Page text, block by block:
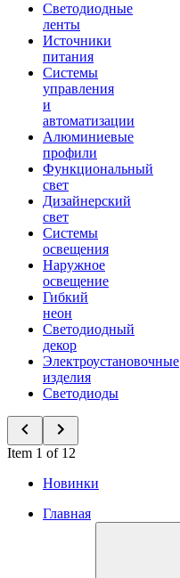
Светодиодные
ленты
Источники
питания
Системы
управления
и
автоматизации
Алюминиевые
профили
Функциональный
свет
Дизайнерский
свет
Системы
освещения
Наружное
освещение
Гибкий
неон
Светодиодный
декор
Электроустановочные
изделия
Светодиоды
Item 1 of 12
Новинки
Главная